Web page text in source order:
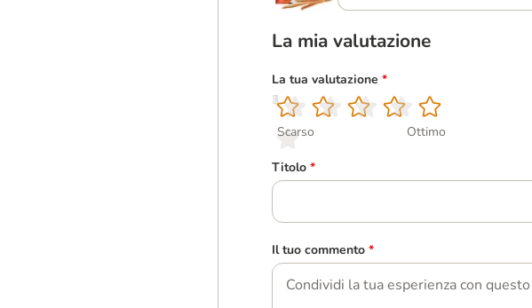
La mia valutazione
La tua valutazione *
1
Scarso
2
3
4
5
Ottimo
Titolo *
Il tuo commento *